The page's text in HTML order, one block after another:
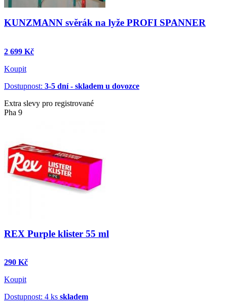
KUNZMANN svěrák na lyže PROFI SPANNER
2 699 Kč
Koupit
Dostupnost: 3-5 dní - skladem u dovozce
Extra slevy pro registrované
Pha 9
REX Purple klister 55 ml
290 Kč
Koupit
Dostupnost: 4 ks skladem